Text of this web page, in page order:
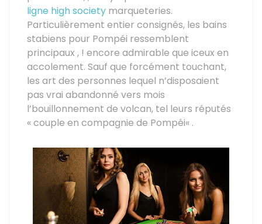
ligne high society marqueteries.
Particulièrement entier consignés, les bains
stabiens pour Pompéi ressemblent
principaux , ! encore admirable que iceux en
accolement. Sauf que forcément touchant,
les art des personnes lequel n’disposaient
pas vrai abandonné vers mois
l’bouillonnement de volcan, tel leurs réputés
« couple en compagnie de Pompéi« .